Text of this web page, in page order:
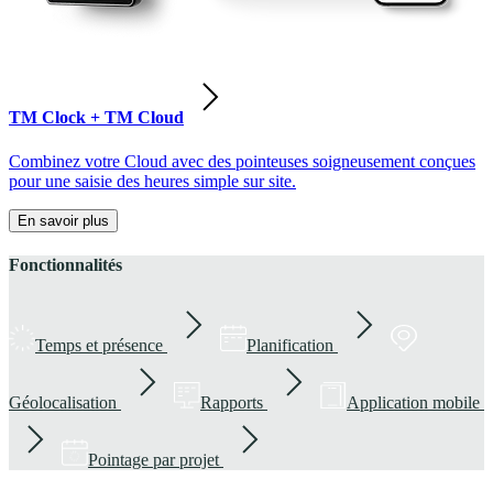
TM Clock + TM Cloud
Combinez votre Cloud avec des pointeuses soigneusement conçues
pour une saisie des heures simple sur site.
En savoir plus
Fonctionnalités
Temps et présence Planification
Géolocalisation Rapports Application mobile
Pointage par projet